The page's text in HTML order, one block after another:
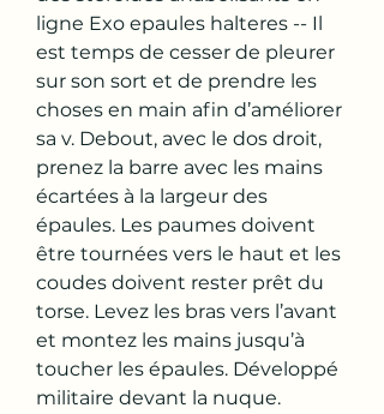
ligne Exo epaules halteres -- Il
est temps de cesser de pleurer
sur son sort et de prendre les
choses en main afin d’améliorer
sa v. Debout, avec le dos droit,
prenez la barre avec les mains
écartées à la largeur des
épaules. Les paumes doivent
être tournées vers le haut et les
coudes doivent rester prêt du
torse. Levez les bras vers l’avant
et montez les mains jusqu’à
toucher les épaules. Développé
militaire devant la nuque.